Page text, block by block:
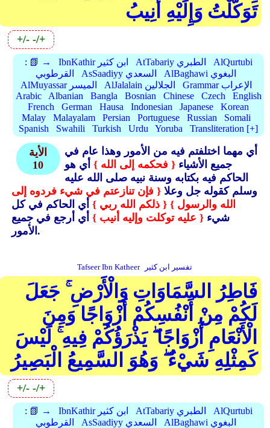
تَوَكَّلْتُ وَإِلَيْهِ أُنِيبُ
+/- -/+
: 📗 → IbnKathir ابن كثير AtTabariy الطبري
AlQurtubi
القرطوبي
AsSaadiyy السعدي
AlBaghawi البغوي
AlMuyassar الميسر
AlJalalain الجلالين
Grammar الإعراب
Arabic
Albanian Bangla Bosnian Chinese Czech
English
French
German Hausa Indonesian Japanese
Korean
Malay
Malayalam Persian Portuguese Russian
Somali
Spanish
Swahili Turkish Urdu Yoruba Transliteration [+]
الأية
10
أي مهما اختلفتم فيه من الأمور وهذا عام في
جميع الأشياء { فحكمه إلى الله }أي هو
الحاكم فيه بكتابه وسنة نبيه صلى الله عليه
وسلم كقوله جل وعلا { فإن تنازعتم في شيء فردوه إلى
الله والرسول } { ذلكم الله ربي }أي الحاكم في كل
شيء { عليه توكلت وإليه أنيب }أي أرجع في جميع
الأمور.
Tafseer Ibn Katheer تفسير ابن كثير
فَاطِرُ السَّمَاوَاتِ وَالْأَرْضِ ۚ جَعَلَ
لَكُمْ مِنْ أَنْفُسِكُمْ أَزْوَاجًا وَمِنَ
الْأَنْعَامِ أَزْوَاجًا ۖ يَذْرَؤُكُمْ فِيهِ ۚ لَيْسَ
كَمِثْلِهِ شَيْءٌ ۖ وَهُوَ السَّمِيعُ الْبَصِيرُ
+/- -/+
: 📗 → IbnKathir ابن كثير AtTabariy الطبري
AlQurtubi
القرطوبي
AsSaadiyy السعدي
AlBaghawi البغوي